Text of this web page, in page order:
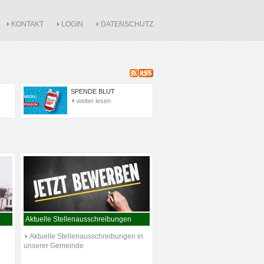
KONTAKT LOGIN DATENSCHUTZ
SPENDE BLUT
weiter lesen
Aktuelle Stellenausschreibungen
Aktuelle Stellenausschreibungen in
unserer Gemeinde